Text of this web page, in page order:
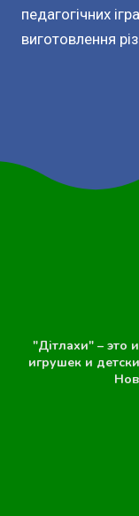
педагогічних
виготовлення
"Дітлахи" – это
игрушек и